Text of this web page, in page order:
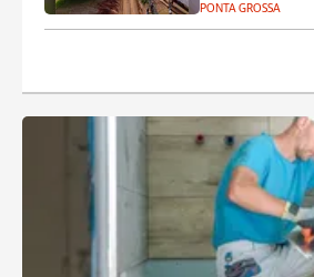
PONTA GROSSA